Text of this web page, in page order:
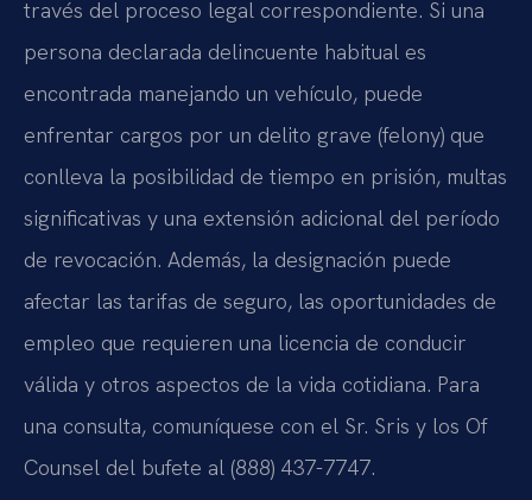
través del proceso legal correspondiente. Si una
persona declarada delincuente habitual es
encontrada manejando un vehículo, puede
enfrentar cargos por un delito grave (felony) que
conlleva la posibilidad de tiempo en prisión, multas
significativas y una extensión adicional del período
de revocación. Además, la designación puede
afectar las tarifas de seguro, las oportunidades de
empleo que requieren una licencia de conducir
válida y otros aspectos de la vida cotidiana. Para
una consulta, comuníquese con el Sr. Sris y los Of
Counsel del bufete al (888) 437-7747.